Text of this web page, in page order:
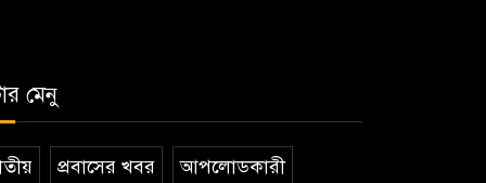
মেনু
প্রবাসের খবর আপলোডকারী